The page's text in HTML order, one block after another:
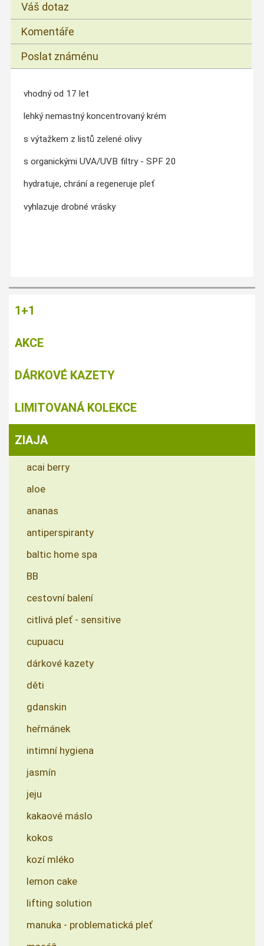
Váš dotaz
Komentáře
Poslat známénu
vhodný od 17 let
lehký nemastný koncentrovaný krém
s výtažkem z listů zelené olivy
s organickými UVA/UVB filtry - SPF 20
hydratuje, chrání a regeneruje pleť
vyhlazuje drobné vrásky
1+1
AKCE
DÁRKOVÉ KAZETY
LIMITOVANÁ KOLEKCE
ZIAJA
acai berry
aloe
ananas
antiperspiranty
baltic home spa
BB
cestovní balení
citlivá pleť - sensitive
cupuacu
dárkové kazety
děti
gdanskin
heřmánek
intimní hygiena
jasmín
jeju
kakaové máslo
kokos
kozí mléko
lemon cake
lifting solution
manuka - problematická pleť